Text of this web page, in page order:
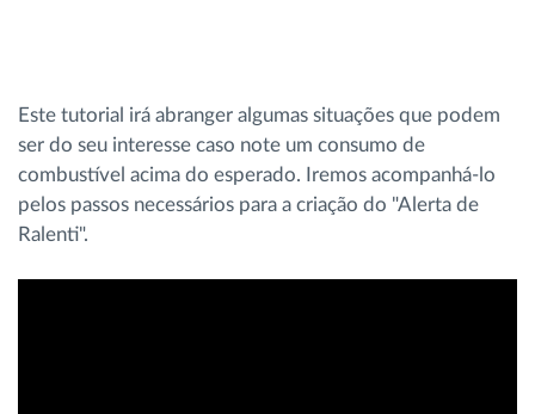
Controlo de acesso
Gestão de Combustível
Este tutorial irá abranger algumas situações que podem
ser do seu interesse caso note um consumo de
combustível acima do esperado. Iremos acompanhá-lo
pelos passos necessários para a criação do "Alerta de
Ralenti".